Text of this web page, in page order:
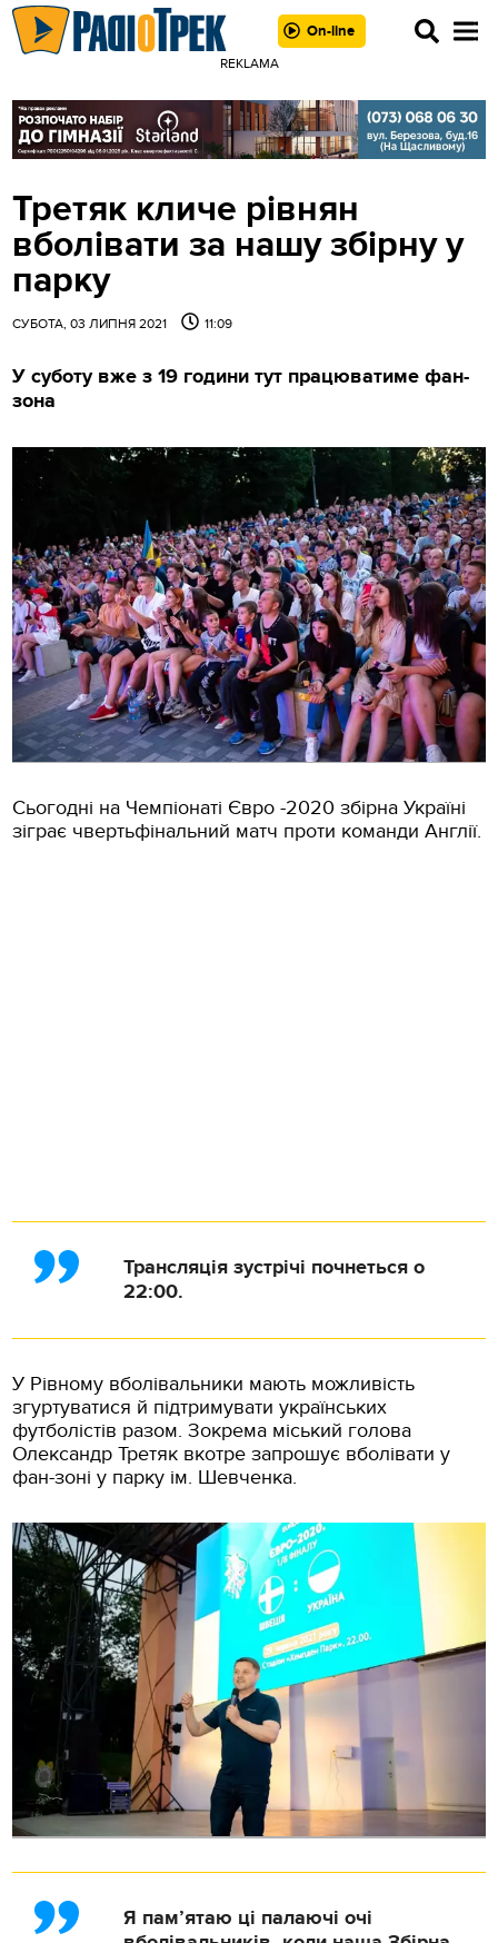
On-line
REKLAMA
Третяк кличе рівнян
вболівати за нашу збірну у
парку
СУБОТА, 03 ЛИПНЯ 2021 11:09
У суботу вже з 19 години тут працюватиме фан-
зона
Сьогодні на Чемпіонаті Євро -2020 збірна Україні
зіграє чвертьфінальний матч проти команди Англії.
Трансляція зустрічі почнеться о
22:00.
У Рівному вболівальники мають можливість
згуртуватися й підтримувати українських
футболістів разом. Зокрема міський голова
Олександр Третяк вкотре запрошує вболівати у
фан-зоні у парку ім. Шевченка.
Я пам’ятаю ці палаючі очі